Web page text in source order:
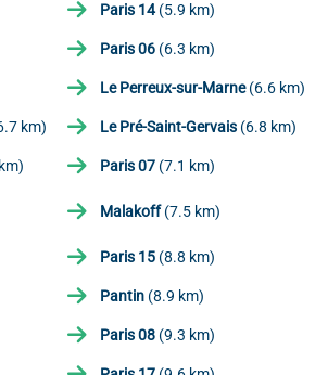
Paris 14(5.9 km)
Paris 06(6.3 km)
Le Perreux-sur-Marne(6.6 km)
km) Le Pré-Saint-Gervais(6.8 km)
Paris 07(7.1 km)
Malakoff(7.5 km)
Paris 15(8.8 km)
Pantin(8.9 km)
Paris 08(9.3 km)